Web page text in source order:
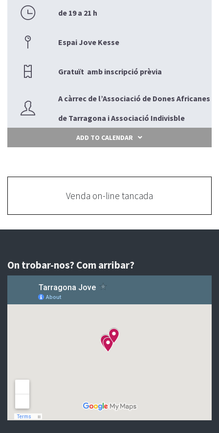
de 19 a 21 h
Espai Jove Kesse
Gratuït amb inscripció prèvia
A càrrec de l’Associació de Dones Africanes
de Tarragona i Associació Indivisble
ADD TO CALENDAR
Venda on-line tancada
On trobar-nos? Com arribar?